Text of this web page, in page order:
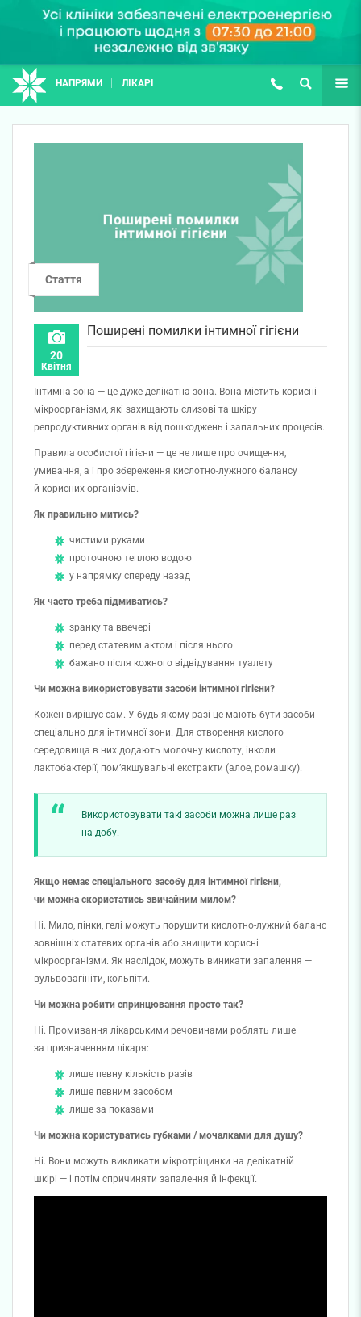
НАПРЯМИ ЛІКАРІ (067) 127-03-03
ПОШУК ЩЕ
Стаття
20
Квітня
Поширені помилки інтимної гігієни
Інтимна зона — це дуже делікатна зона. Вона містить корисні
мікроорганізми, які захищають слизові та шкіру
репродуктивних органів від пошкоджень і запальних процесів.
Правила особистої гігієни — це не лише про очищення,
умивання, а і про збереження кислотно-лужного балансу
й корисних організмів.
Як правильно митись?
чистими руками
проточною теплою водою
у напрямку спереду назад
Як часто треба підмиватись?
зранку та ввечері
перед статевим актом і після нього
бажано після кожного відвідування туалету
Чи можна використовувати засоби інтимної гігієни?
Кожен вирішує сам. У будь-якому разі це мають бути засоби
спеціально для інтимної зони. Для створення кислого
середовища в них додають молочну кислоту, інколи
лактобактерії, пом’якшувальні екстракти (алое, ромашку).
Використовувати такі засоби можна лише раз
на добу.
Якщо немає спеціального засобу для інтимної гігієни,
чи можна скористатись звичайним милом?
Ні. Мило, пінки, гелі можуть порушити кислотно-лужний баланс
зовнішніх статевих органів або знищити корисні
мікроорганізми. Як наслідок, можуть виникати запалення —
вульвовагініти, кольпіти.
Чи можна робити спринцювання просто так?
Ні. Промивання лікарськими речовинами роблять лише
за призначенням лікаря:
лише певну кількість разів
лише певним засобом
лише за показами
Чи можна користуватись губками / мочалками для душу?
Ні. Вони можуть викликати мікротріщинки на делікатній
шкірі — і потім спричиняти запалення й інфекції.